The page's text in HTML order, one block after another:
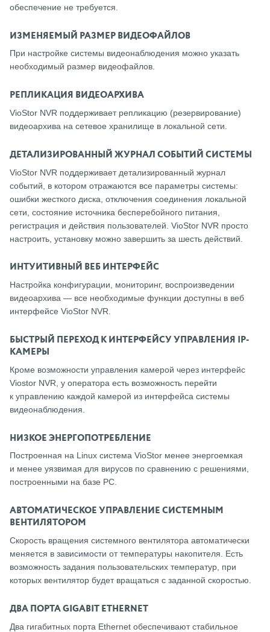
обеспечение не требуется.
ИЗМЕНЯЕМЫЙ РАЗМЕР ВИДЕОФАЙЛОВ
При настройке системы видеонаблюдения можно указать
необходимый размер видеофайлов.
РЕПЛИКАЦИЯ ВИДЕОАРХИВА
VioStor NVR поддерживает репликацию (резервирование)
видеоархива на сетевое хранилище в локальной сети.
ДЕТАЛИЗИРОВАННЫЙ ЖУРНАЛ СОБЫТИЙ СИСТЕМЫ
VioStor NVR поддерживает детализированный журнал
событий, в котором отражаются все параметры системы:
ошибки жесткого диска, отключения соединения локальной
сети, состояние источника бесперебойного питания,
регистрация и действия пользователей. VioStor NVR просто
настроить, установку можно завершить за шесть действий.
ИНТУИТИВНЫЙ ВЕБ ИНТЕРФЕЙС
Настройка конфигурации, мониторинг, воспроизведении
видеоархива — все необходимые функции доступны в веб
интерфейсе VioStor NVR.
БЫСТРЫЙ ПЕРЕХОД К ИНТЕРФЕЙСУ УПРАВЛЕНИЯ IP-
КАМЕРЫ
Кроме возможности управления камерой через интерфейс
Viostor NVR, у оператора есть возможность перейти
к управлению каждой камерой из интерфейса системы
видеонаблюдения.
НИЗКОЕ ЭНЕРГОПОТРЕБЛЕНИЕ
Построенная на Linux система VioStor менее энергоемкая
и менее уязвимая для вирусов по сравнению c решениями,
построенными на базе PC.
АВТОМАТИЧЕСКОЕ УПРАВЛЕНИЕ СИСТЕМНЫМ
ВЕНТИЛЯТОРОМ
Скорость вращения системного вентилятора автоматически
меняется в зависимости от температуры накопителя. Есть
возможность задания пользовательских температур, при
которых вентилятор будет вращаться с заданной скоростью.
ДВА ПОРТА GIGABIT ETHERNET
Два гигабитных порта Ethernet обеспечивают стабильное